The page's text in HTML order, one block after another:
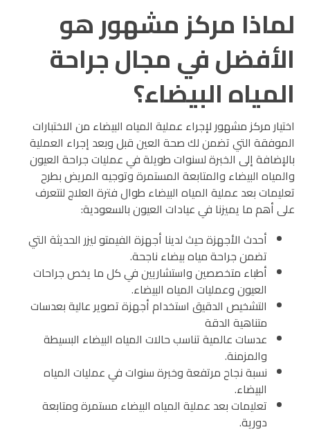
لماذا مركز مشهور هو
الأفضل في مجال جراحة
المياه البيضاء؟
اختيار مركز مشهور لإجراء عملية المياه البيضاء من الاختبارات
الموفقة التي تضمن لك صحة العين قبل وبعد إجراء العملية
بالإضافة إلى الخبرة لسنوات طويلة في عمليات جراحة العيون
والمياه البيضاء والمتابعة المستمرة وتوجيه المريض بطرح
تعليمات بعد عملية المياه البيضاء طوال فترة العلاج لنتعرف
على أهم ما يميزنا في عيادات العيون بالسعودية:
أحدث الأجهزة حيث لدينا أجهزة الفيمتو ليزر الحديثة التي
تضمن جراحة مياه بيضاء ناجحة.
أطباء متخصصين واستشاريين في كل ما يخص جراحات
العيون وعمليات المياه البيضاء.
التشخيص الدقيق استخدام أجهزة تصوير عالية بعدسات
متناهية الدقة
عدسات عالمية تناسب حالات المياه البيضاء البسيطة
والمزمنة.
نسبة نجاح مرتفعة وخبرة سنوات في عمليات المياه
البيضاء.
تعليمات بعد عملية المياه البيضاء مستمرة ومتابعة
دورية.